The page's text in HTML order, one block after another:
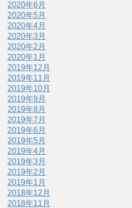
2020年6月
2020年5月
2020年4月
2020年3月
2020年2月
2020年1月
2019年12月
2019年11月
2019年10月
2019年9月
2019年8月
2019年7月
2019年6月
2019年5月
2019年4月
2019年3月
2019年2月
2019年1月
2018年12月
2018年11月